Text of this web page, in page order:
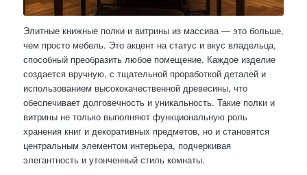
Элитные книжные полки и витрины из массива — это больше,
чем просто мебель. Это акцент на статус и вкус владельца,
способный преобразить любое помещение. Каждое изделие
создается вручную, с тщательной проработкой деталей и
использованием высококачественной древесины, что
обеспечивает долговечность и уникальность. Такие полки и
витрины не только выполняют функциональную роль
хранения книг и декоративных предметов, но и становятся
центральным элементом интерьера, подчеркивая
элегантность и утонченный стиль комнаты.